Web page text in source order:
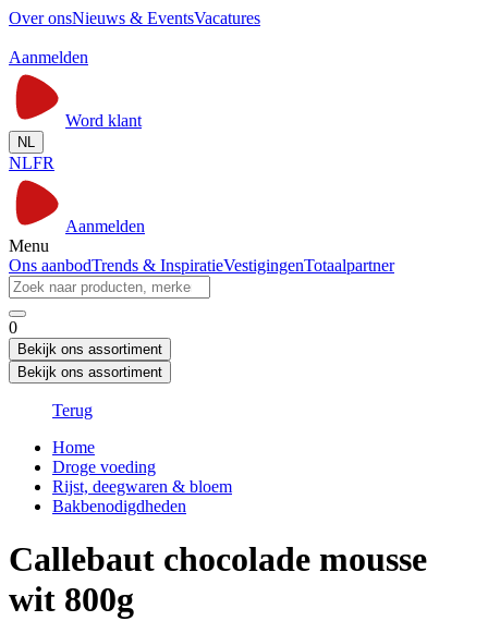
Over onsNieuws & EventsVacatures
Aanmelden
Word klant
NL
NLFR
Aanmelden
Menu
Ons aanbodTrends & InspiratieVestigingenTotaalpartner
0
Bekijk ons assortiment
Bekijk ons assortiment
Terug
Home
Droge voeding
Rijst, deegwaren & bloem
Bakbenodigdheden
Callebaut chocolade mousse
wit 800g